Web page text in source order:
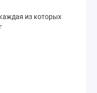
из которых